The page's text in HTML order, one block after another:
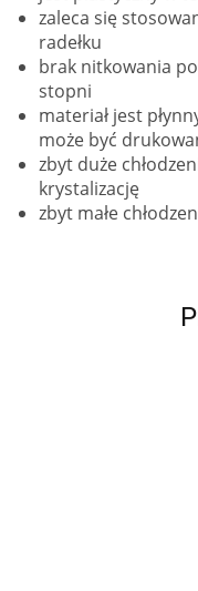
zaleca się
radełku
brak nitkowania
stopni
materiał jest
może być
zbyt duże
krystalizację
zbyt małe